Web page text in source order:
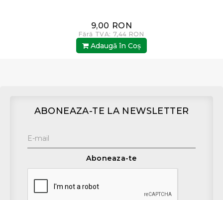
9,00 RON
Fără TVA: 7,44 RON
Adaugă în Coş
ABONEAZA-TE LA NEWSLETTER
Aboneaza-te